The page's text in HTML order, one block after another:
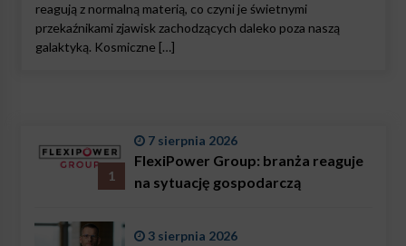
reagują z normalną materią, co czyni je świetnymi
przekaźnikami zjawisk zachodzących daleko poza naszą
galaktyką. Kosmiczne […]
1
7 sierpnia 2026
FlexiPower Group: branża reaguje
na sytuację gospodarczą
3 sierpnia 2026